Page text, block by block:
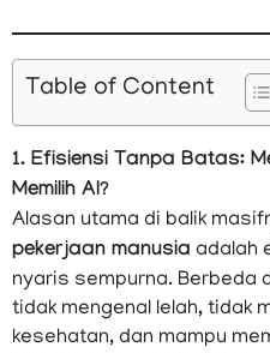
Table of Content
1. Efisiensi Tanpa Batas:
Memilih AI?
Alasan utama di balik
pekerjaan manusia adalah
nyaris sempurna. Berbeda
tidak mengenal lelah, tidak
kesehatan, dan mampu